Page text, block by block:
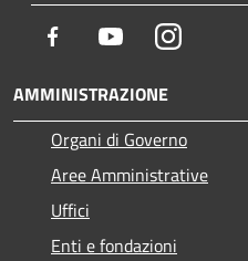
Facebook YoutubeInstagram
AMMINISTRAZIONE
Organi di Governo
Aree Amministrative
Uffici
Enti e fondazioni